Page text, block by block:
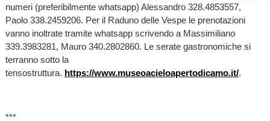
numeri (preferibilmente whatsapp) Alessandro 328.4853557,
Paolo 338.2459206. Per il Raduno delle Vespe le prenotazioni
vanno inoltrate tramite whatsapp scrivendo a Massimiliano
339.3983281, Mauro 340.2802860. Le serate gastronomiche si
terranno sotto la
tensostruttura. https://www.museoacieloapertodicamo.it/.
***